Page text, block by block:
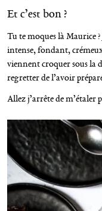
Et c’est bon ?
Tu te moques là Maurice ?
intense, fondant,
viennent croquer sous la
regretter de l’avoir
Allez j’arrête de m’étaler